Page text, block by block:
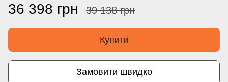
36 398 грн 39 138 грн
Купити
Замовити швидко